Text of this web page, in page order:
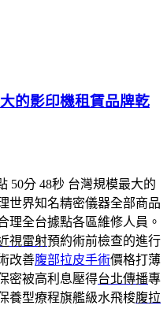
的影印機租賃品牌乾
50分 48秒 台灣規模最大的
世界知名精密儀器全部商品
理全台據點各區維修人員。
視雷射預約術前檢查的進行
改善腹部拉皮手術價格打薄
密被高利息壓得台北傳播專
養型療程旗艦級水飛梭腹拉